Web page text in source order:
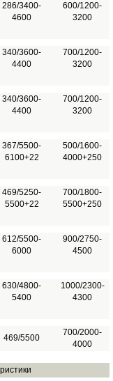
286/3400-
4600
600/1200-
3200
340/3600-
4400
700/1200-
3200
340/3600-
4400
700/1200-
3200
367/5500-
6100+22
500/1600-
4000+250
469/5250-
5500+22
700/1800-
5500+250
612/5500-
6000
900/2750-
4500
630/4800-
5400
1000/2300-
4300
469/5500
700/2000-
4000